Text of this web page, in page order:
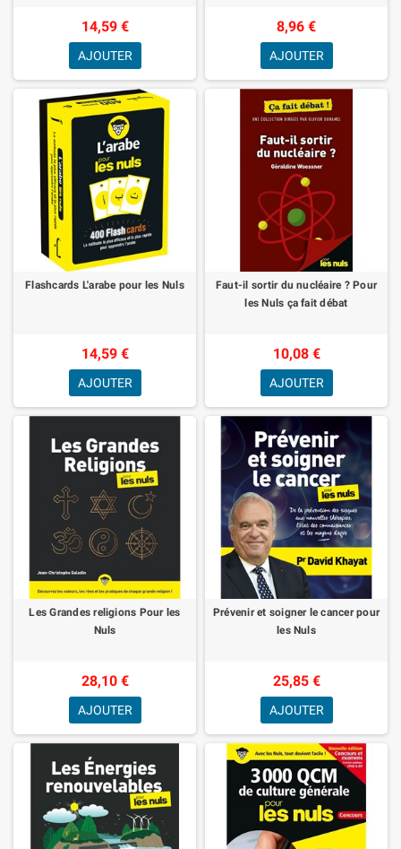
14,59 €
AJOUTER
8,96 €
AJOUTER
Flashcards L'arabe pour les Nuls
14,59 €
AJOUTER
Faut-il sortir du nucléaire ? Pour
les Nuls ça fait débat
10,08 €
AJOUTER
Les Grandes religions Pour les
Nuls
28,10 €
AJOUTER
Prévenir et soigner le cancer pour
les Nuls
25,85 €
AJOUTER